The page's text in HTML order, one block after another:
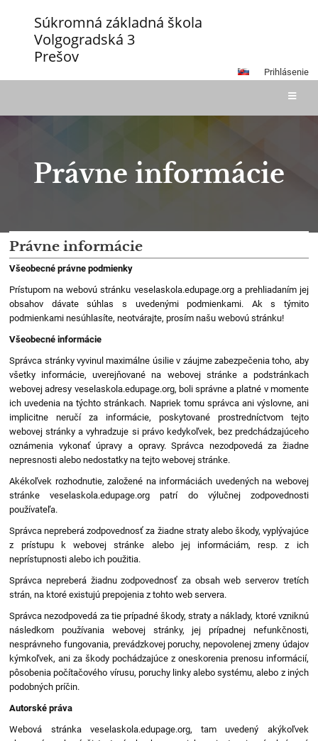
Súkromná základná škola
Volgogradská 3
Prešov
Prihlásenie
Právne informácie
Právne
informácie
Právne informácie
Všeobecné právne podmienky
Prístupom na webovú stránku veselaskola.edupage.org a prehliadaním jej
obsahov dávate súhlas s uvedenými podmienkami. Ak s týmito
podmienkami nesúhlasíte, neotvárajte, prosím našu webovú stránku!
Všeobecné informácie
Správca stránky vyvinul maximálne úsilie v záujme zabezpečenia toho, aby
všetky informácie, uverejňované na webovej stránke a podstránkach
webovej adresy veselaskola.edupage.org, boli správne a platné v momente
ich uvedenia na týchto stránkach. Napriek tomu správca ani výslovne, ani
implicitne neručí za informácie, poskytované prostredníctvom tejto
webovej stránky a vyhradzuje si právo kedykoľvek, bez predchádzajúceho
oznámenia vykonať úpravy a opravy. Správca nezodpovedá za žiadne
nepresnosti alebo nedostatky na tejto webovej stránke.
Akékoľvek rozhodnutie, založené na informáciách uvedených na webovej
stránke veselaskola.edupage.org patrí do výlučnej zodpovednosti
používateľa.
Správca nepreberá zodpovednosť za žiadne straty alebo škody, vyplývajúce
z prístupu k webovej stránke alebo jej informáciám, resp. z ich
neprístupnosti alebo ich použitia.
Správca nepreberá žiadnu zodpovednosť za obsah web serverov tretích
strán, na ktoré existujú prepojenia z tohto web servera.
Správca nezodpovedá za tie prípadné škody, straty a náklady, ktoré vzniknú
následkom používania webovej stránky, jej prípadnej nefunkčnosti,
nesprávneho fungovania, prevádzkovej poruchy, nepovolenej zmeny údajov
kýmkoľvek, ani za škody pochádzajúce z oneskorenia prenosu informácií,
pôsobenia počítačového vírusu, poruchy linky alebo systému, alebo z iných
podobných príčin.
Autorské práva
Webová stránka veselaskola.edupage.org, tam uvedený akýkoľvek